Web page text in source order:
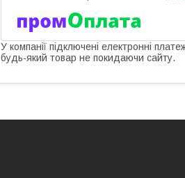
У компанії підключені електронні
будь-який товар не покидаючи сайту.